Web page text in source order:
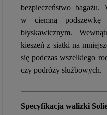
bezpieczeństwo
w ciemną podszewkę
błyskawicznym.
kieszeń z siatki na
się podczas wszelkiego
czy podróży służbowych.
Specyfikacja walizki